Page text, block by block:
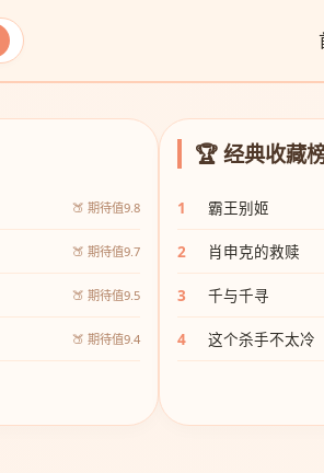
🍑 期待值9.8
🍑 期待值9.7
🍑 期待值9.5
🍑 期待值9.4
🏆 经典收藏
1 霸王别姬
2 肖申克的救赎
3 千与千寻
4 这个杀手不太冷